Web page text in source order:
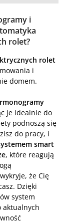
i
rolet?
rolet
i
domem.
je idealnie do
podnoszą się
do pracy, i
smart
, które reagują
że Cię
Dzięki
system
aktualnych